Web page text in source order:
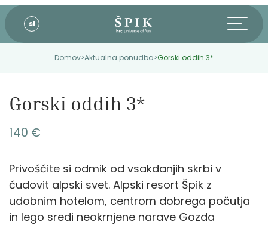
sl
Domov>Aktualna ponudba>Gorski oddih 3*
Gorski oddih 3*
140 €
Privoščite si odmik od vsakdanjih skrbi v
čudovit alpski svet. Alpski resort Špik z
udobnim hotelom, centrom dobrega počutja
in lego sredi neokrnjene narave Gozda